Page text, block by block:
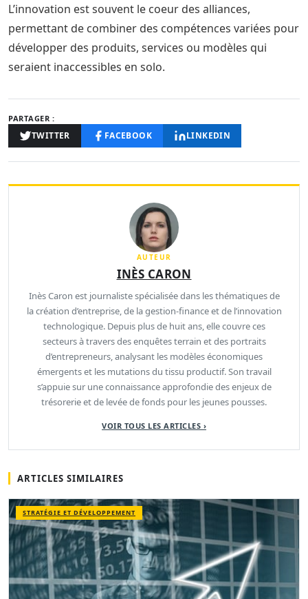
L’innovation est souvent le coeur des alliances,
permettant de combiner des compétences variées pour
développer des produits, services ou modèles qui
seraient inaccessibles en solo.
PARTAGER :
TWITTER FACEBOOK LINKEDIN
AUTEUR
INÈS CARON
Inès Caron est journaliste spécialisée dans les thématiques de
la création d’entreprise, de la gestion-finance et de l’innovation
technologique. Depuis plus de huit ans, elle couvre ces
secteurs à travers des enquêtes terrain et des portraits
d’entrepreneurs, analysant les modèles économiques
émergents et les mutations du tissu productif. Son travail
s’appuie sur une connaissance approfondie des enjeux de
trésorerie et de levée de fonds pour les jeunes pousses.
VOIR TOUS LES ARTICLES ›
ARTICLES SIMILAIRES
STRATÉGIE ET DÉVELOPPEMENT